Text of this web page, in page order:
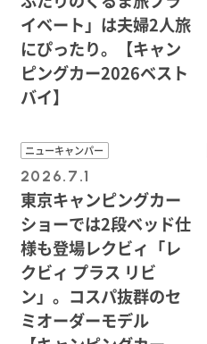
イベート」は夫婦2人旅
にぴったり。【キャン
ピングカー2026ベスト
バイ】
ニューキャンパー
2026.7.1
東京キャンピングカー
ショーでは2段ベッド仕
様も登場レクビィ「レ
クビィ プラス リビ
ン」。コスパ抜群のセ
ミオーダーモデル